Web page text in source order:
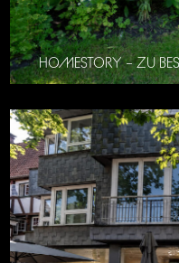
HOMESTORY – ZU